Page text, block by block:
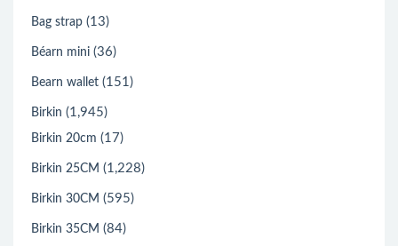
Bag strap (13)
Béarn mini (36)
Bearn wallet (151)
Birkin (1,945)
Birkin 20cm (17)
Birkin 25CM (1,228)
Birkin 30CM (595)
Birkin 35CM (84)